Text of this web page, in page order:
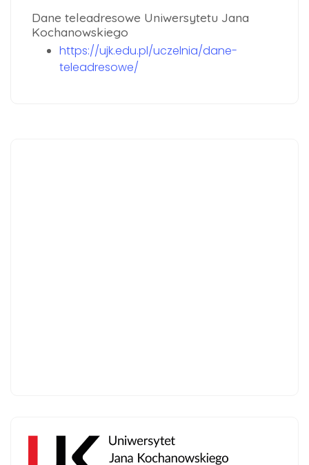
Dane teleadresowe Uniwersytetu Jana
Kochanowskiego
https://ujk.edu.pl/uczelnia/dane-
teleadresowe/